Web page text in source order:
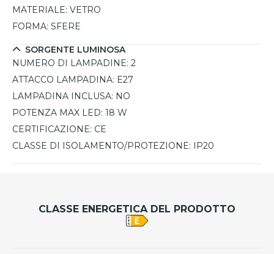
MATERIALE: VETRO
FORMA: SFERE
SORGENTE LUMINOSA
NUMERO DI LAMPADINE: 2
ATTACCO LAMPADINA: E27
LAMPADINA INCLUSA: NO
POTENZA MAX LED: 18 W
CERTIFICAZIONE: CE
CLASSE DI ISOLAMENTO/PROTEZIONE:
IP20
CLASSE ENERGETICA DEL PRODOTTO